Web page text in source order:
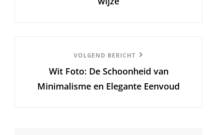
Bericht
VOLGEND BERICHT
Wit Foto: De Schoonheid van
Minimalisme en Elegante Eenvoud